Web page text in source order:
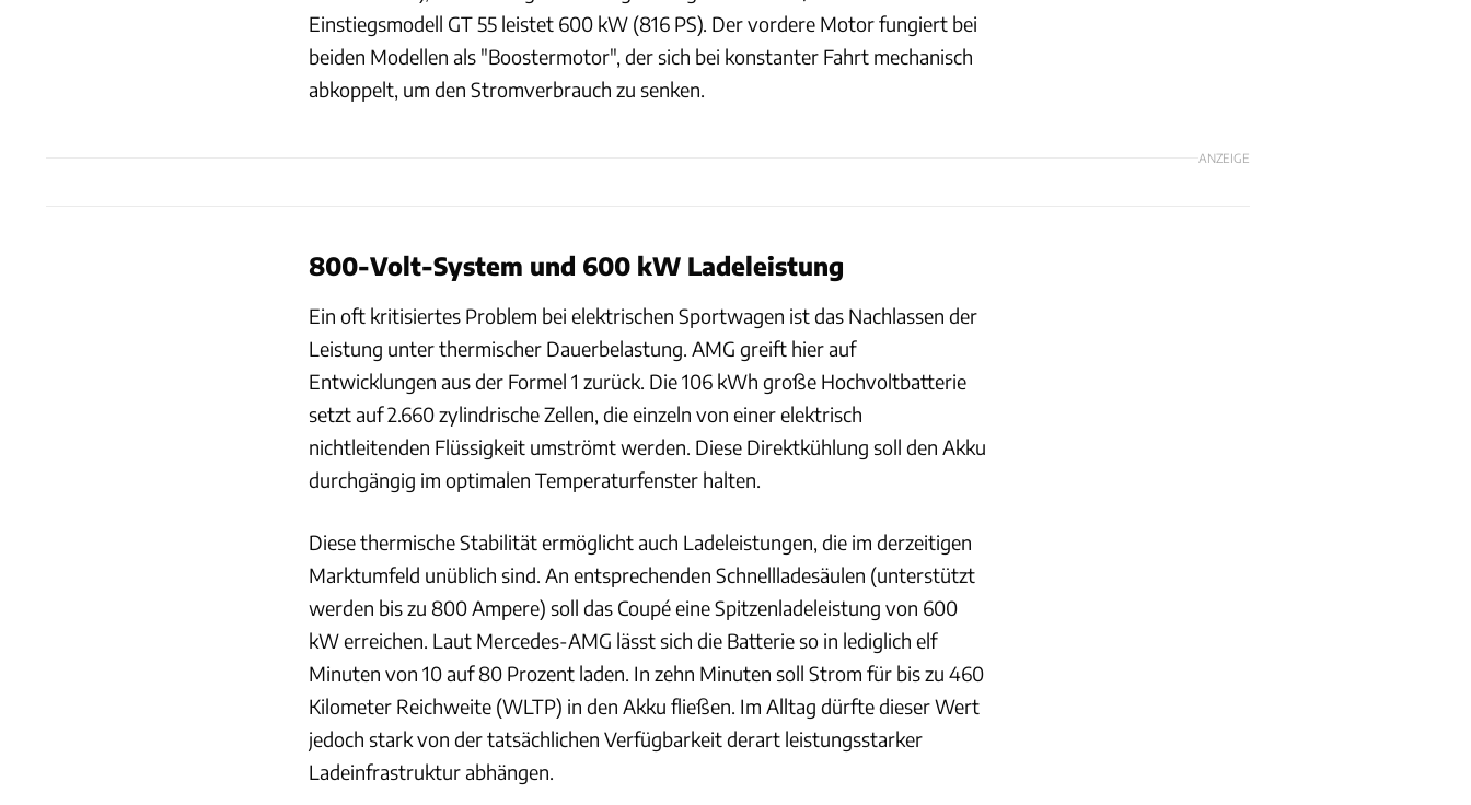
Einstiegsmodell GT 55 leistet 600 kW (816 PS). Der vordere Motor fungiert bei
beiden Modellen als "Boostermotor", der sich bei konstanter Fahrt mechanisch
abkoppelt, um den Stromverbrauch zu senken.
ANZEIGE
800-Volt-System und 600 kW Ladeleistung
Ein oft kritisiertes Problem bei elektrischen Sportwagen ist das Nachlassen der
Leistung unter thermischer Dauerbelastung. AMG greift hier auf
Entwicklungen aus der Formel 1 zurück. Die 106 kWh große Hochvoltbatterie
setzt auf 2.660 zylindrische Zellen, die einzeln von einer elektrisch
nichtleitenden Flüssigkeit umströmt werden. Diese Direktkühlung soll den Akku
durchgängig im optimalen Temperaturfenster halten.
Diese thermische Stabilität ermöglicht auch Ladeleistungen, die im derzeitigen
Marktumfeld unüblich sind. An entsprechenden Schnellladesäulen (unterstützt
werden bis zu 800 Ampere) soll das Coupé eine Spitzenladeleistung von 600
kW erreichen. Laut Mercedes-AMG lässt sich die Batterie so in lediglich elf
Minuten von 10 auf 80 Prozent laden. In zehn Minuten soll Strom für bis zu 460
Kilometer Reichweite (WLTP) in den Akku fließen. Im Alltag dürfte dieser Wert
jedoch stark von der tatsächlichen Verfügbarkeit derart leistungsstarker
Ladeinfrastruktur abhängen.